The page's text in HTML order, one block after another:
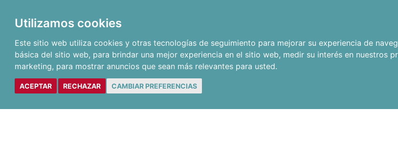
Utilizamos cookies
Este sitio web utiliza cookies y otras tecnologías de seguimiento para mejorar su experiencia de
básica del sitio web, para brindar una mejor experiencia en el sitio web, medir su interés en nuestros
marketing, para mostrar anuncios que sean más relevantes para usted.
ACEPTAR RECHAZAR CAMBIAR PREFERENCIAS